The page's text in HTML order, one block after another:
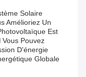
Solaire
Amélioriez Un
Est
Pouvez
D'énergie
Globale